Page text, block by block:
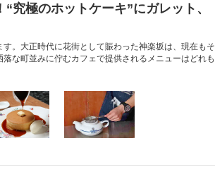
究極のホットケーキ”にガレット、
。大正時代に花街として賑わった神楽坂は、現在もそ
な町並みに佇むカフェで提供されるメニューはどれも